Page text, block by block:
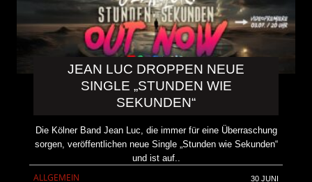
JEAN LUC DROPPEN NEUE
SINGLE „STUNDEN WIE
SEKUNDEN“
Die Kölner Band Jean Luc, die immer für eine Überraschung
sorgen, veröffentlichen neue Single „Stunden wie Sekunden“
und ist auf..
ALLGEMEIN 30 JUNI